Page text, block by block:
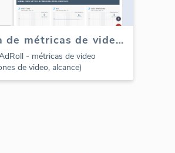
Plantilla de métricas de video de AdRoll (Informe)
- métricas de video
de video, alcance)